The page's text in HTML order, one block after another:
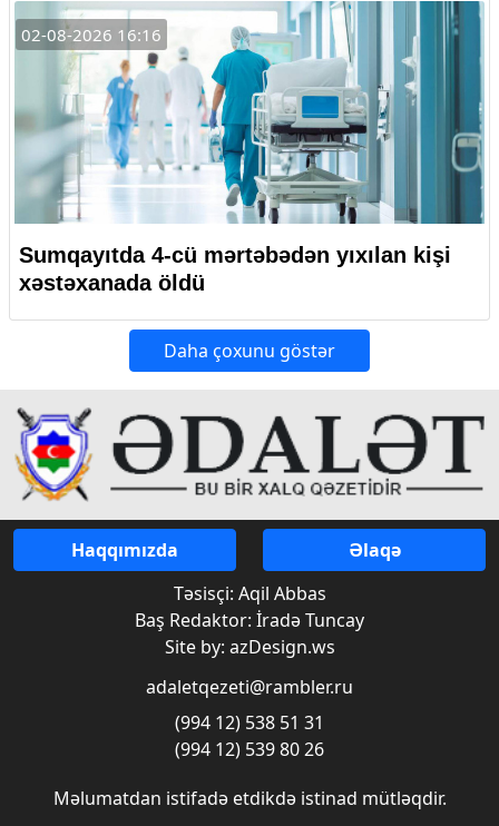
02-08-2026 16:16
Sumqayıtda 4-cü mərtəbədən yıxılan kişi
xəstəxanada öldü
Daha çoxunu göstər
Haqqımızda
Əlaqə
Təsisçi: Aqil Abbas
Baş Redaktor: İradə Tuncay
Site by: azDesign.ws
adaletqezeti@rambler.ru
(994 12) 538 51 31
(994 12) 539 80 26
Məlumatdan istifadə etdikdə istinad mütləqdir.